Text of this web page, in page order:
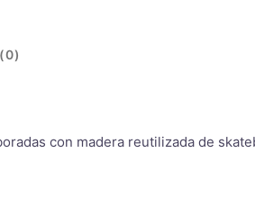
con madera reutilizada de